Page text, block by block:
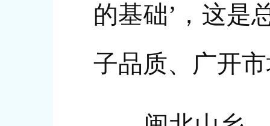
的基础’，这是
子品质、广开